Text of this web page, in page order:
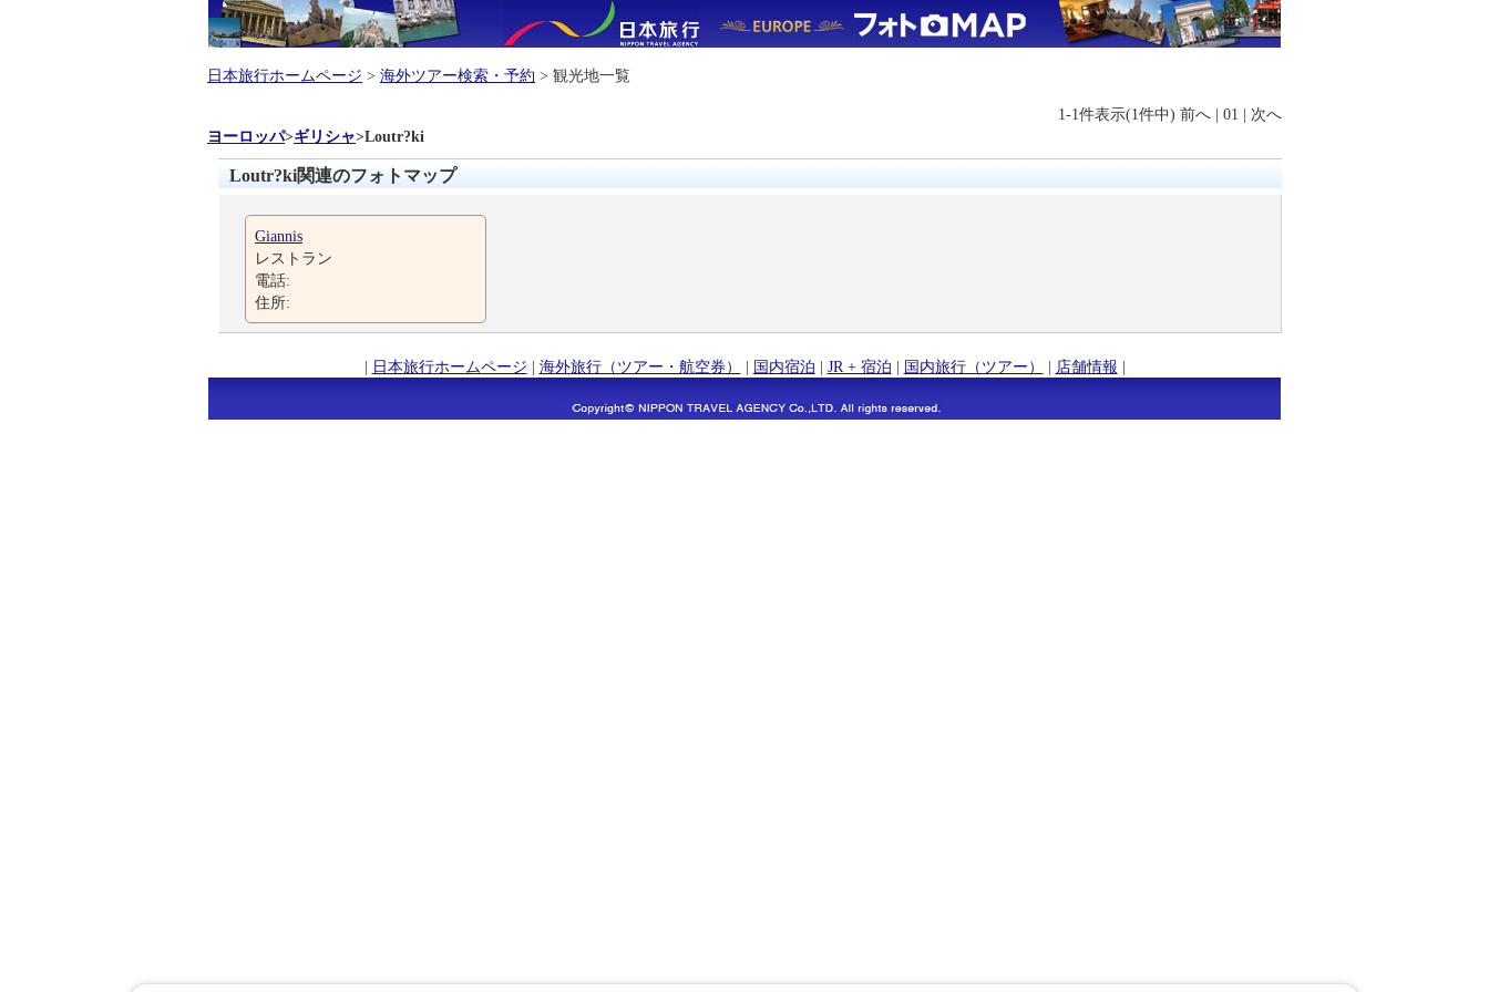
日本旅行ホームページ > 海外ツアー検索・予約 > 観光地一覧
1-1件表示(1件中) 前へ | 01 | 次へ
ヨーロッパ>ギリシャ>Loutr?ki
Loutr?ki関連のフォトマップ
Giannis
レストラン
電話:
住所:
| 日本旅行ホームページ | 海外旅行（ツアー・航空券） | 国内宿泊 | JR + 宿泊 | 国内旅行（ツアー） | 店舗情報 |